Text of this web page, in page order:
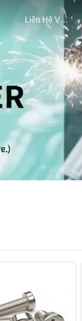
Các Sản Phẩm Liên Hệ Với Chúng Tôi